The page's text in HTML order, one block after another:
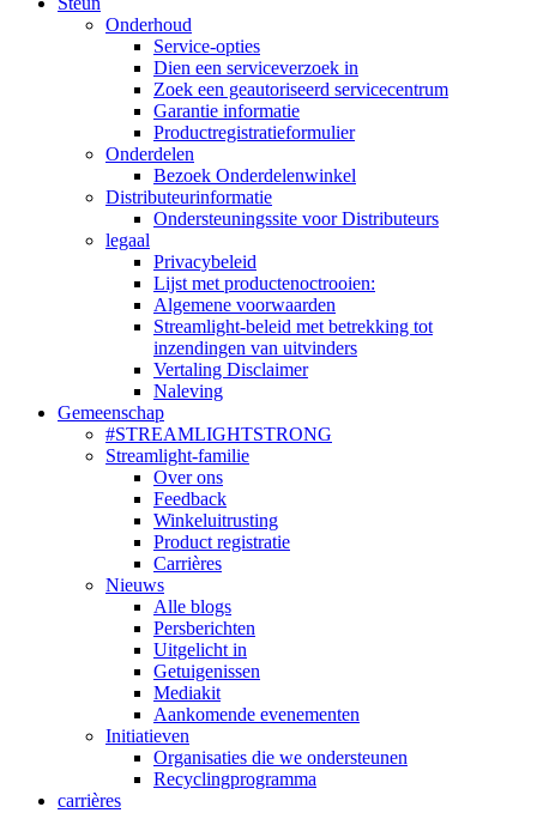
Onderhoud
Service-opties
Dien een serviceverzoek in
Zoek een geautoriseerd servicecentrum
Garantie informatie
Productregistratieformulier
Onderdelen
Bezoek Onderdelenwinkel
Distributeurinformatie
Ondersteuningssite voor Distributeurs
legaal
Privacybeleid
Lijst met productenoctrooien:
Algemene voorwaarden
Streamlight-beleid met betrekking tot
inzendingen van uitvinders
Vertaling Disclaimer
Naleving
Gemeenschap
#STREAMLIGHTSTRONG
Streamlight-familie
Over ons
Feedback
Winkeluitrusting
Product registratie
Carrières
Nieuws
Alle blogs
Persberichten
Uitgelicht in
Getuigenissen
Mediakit
Aankomende evenementen
Initiatieven
Organisaties die we ondersteunen
Recyclingprogramma
carrières